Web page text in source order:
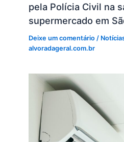
pela Polícia Civil na
supermercado em
Deixe um comentário /
alvoradageral.com.br